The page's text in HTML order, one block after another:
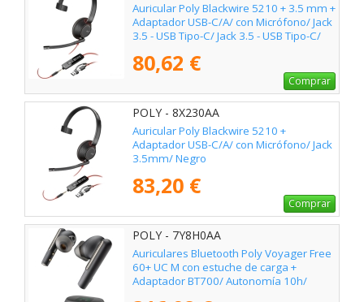
Auricular Poly Blackwire 5210 + 3.5 mm +
Adaptador USB-C/A/ con Micrófono/ Jack
3.5 - USB Tipo-C/ Jack 3.5 - USB Tipo-C/
80,62 €
Comprar
POLY - 8X230AA
Auricular Poly Blackwire 5210 +
Adaptador USB-C/A/ con Micrófono/ Jack
3.5mm/ Negro
83,20 €
Comprar
POLY - 7Y8H0AA
Auriculares Bluetooth Poly Voyager Free
60+ UC M con estuche de carga +
Adaptador BT700/ Autonomía 10h/